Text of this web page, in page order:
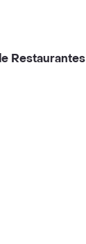
Restaurantes